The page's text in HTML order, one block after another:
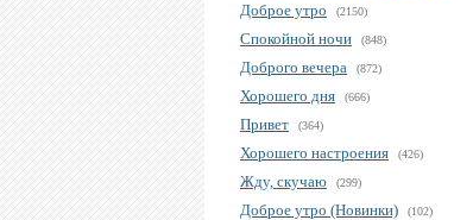
Доброе утро
(2150)
Спокойной ночи (848)
Доброго вечера (872)
Хорошего дня (666)
Привет (364)
Хорошего настроения (426)
Жду, скучаю (299)
Доброе утро (Новинки) (102)